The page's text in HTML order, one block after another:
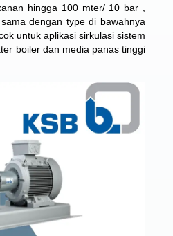
hingga 100 mter/ 10 bar ,
dengan type di bawahnya
untuk aplikasi sirkulasi sistem
boiler dan media panas tinggi